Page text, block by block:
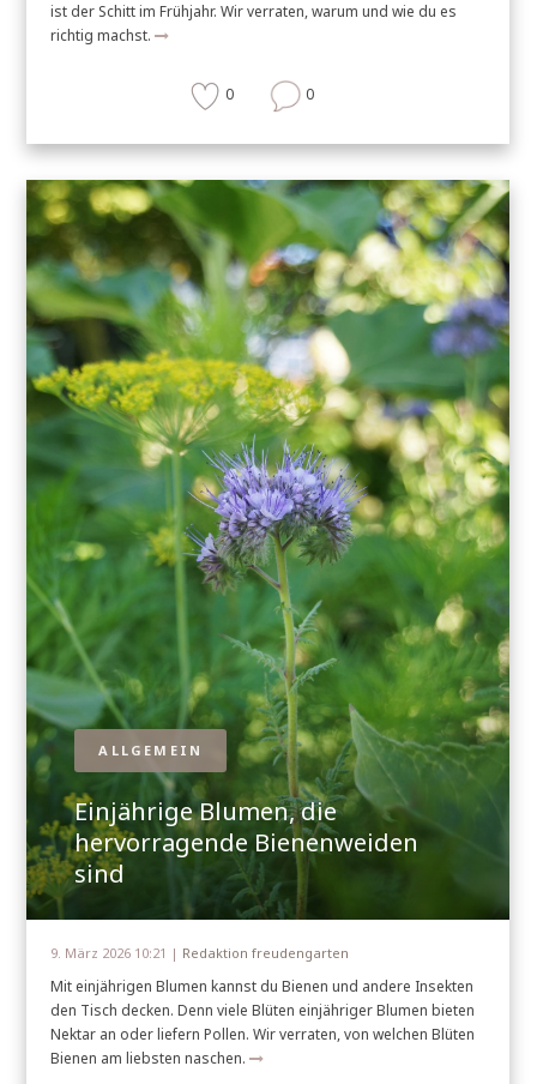
ist der Schitt im Frühjahr. Wir verraten, warum und wie du es
richtig machst.
0 0
ALLGEMEIN
Einjährige Blumen, die
hervorragende Bienenweiden
sind
9. März 2026 10:21 | Redaktion freudengarten
Mit einjährigen Blumen kannst du Bienen und andere Insekten
den Tisch decken. Denn viele Blüten einjähriger Blumen bieten
Nektar an oder liefern Pollen. Wir verraten, von welchen Blüten
Bienen am liebsten naschen.